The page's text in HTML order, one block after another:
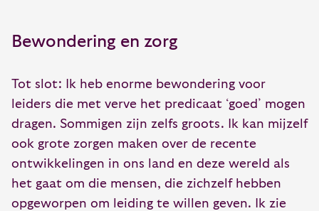
Bewondering en zorg
Tot slot: Ik heb enorme bewondering voor
leiders die met verve het predicaat ‘goed’ mogen
dragen. Sommigen zijn zelfs groots. Ik kan mijzelf
ook grote zorgen maken over de recente
ontwikkelingen in ons land en deze wereld als
het gaat om die mensen, die zichzelf hebben
opgeworpen om leiding te willen geven. Ik zie